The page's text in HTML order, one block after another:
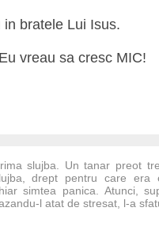
bratele Lui Isus.
vreau sa cresc MIC!
slujba. Un tanar preot
drept pentru care era
simtea panica. Atunci,
l atat de stresat, l-a